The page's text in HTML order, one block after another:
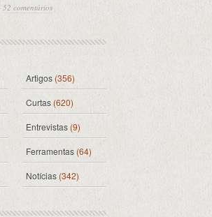
52 comentários
Artigos(356)
Curtas (620)
Entrevistas(9)
Ferramentas (64)
Notícias(342)